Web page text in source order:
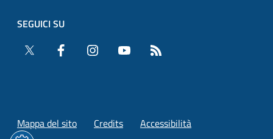
SEGUICI SU
Twitter
Facebook Instagram YouTube
Mappa del sito Credits Accessibilità